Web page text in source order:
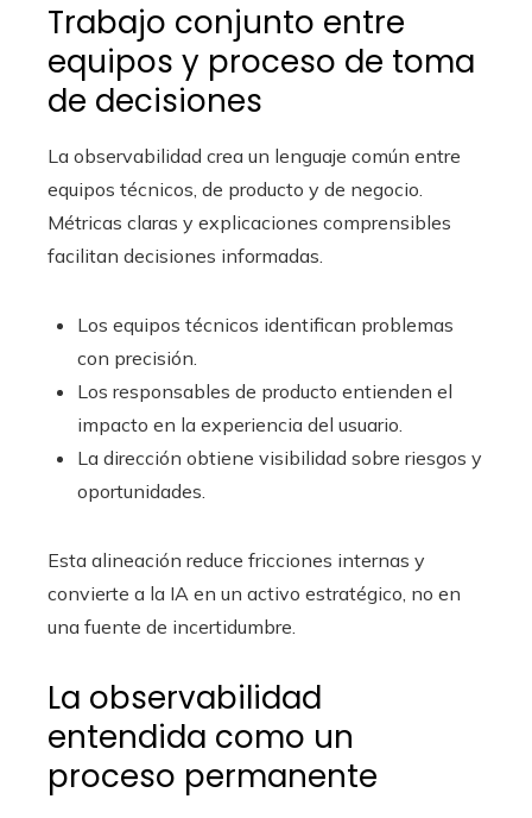
Trabajo conjunto entre
equipos y proceso de toma
de decisiones
La observabilidad crea un lenguaje común entre
equipos técnicos, de producto y de negocio.
Métricas claras y explicaciones comprensibles
facilitan decisiones informadas.
Los equipos técnicos identifican problemas
con precisión.
Los responsables de producto entienden el
impacto en la experiencia del usuario.
La dirección obtiene visibilidad sobre riesgos y
oportunidades.
Esta alineación reduce fricciones internas y
convierte a la IA en un activo estratégico, no en
una fuente de incertidumbre.
La observabilidad
entendida como un
proceso permanente